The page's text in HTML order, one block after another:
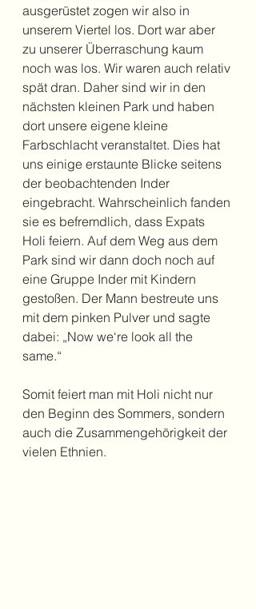
ausgerüstet zogen wir also in
unserem Viertel los. Dort war aber
zu unserer Überraschung kaum
noch was los. Wir waren auch relativ
spät dran. Daher sind wir in den
nächsten kleinen Park und haben
dort unsere eigene kleine
Farbschlacht veranstaltet. Dies hat
uns einige erstaunte Blicke seitens
der beobachtenden Inder
eingebracht. Wahrscheinlich fanden
sie es befremdlich, dass Expats
Holi feiern. Auf dem Weg aus dem
Park sind wir dann doch noch auf
eine Gruppe Inder mit Kindern
gestoßen. Der Mann bestreute uns
mit dem pinken Pulver und sagte
dabei: „Now we‘re look all the
same.“
Somit feiert man mit Holi nicht nur
den Beginn des Sommers, sondern
auch die Zusammengehörigkeit der
vielen Ethnien.